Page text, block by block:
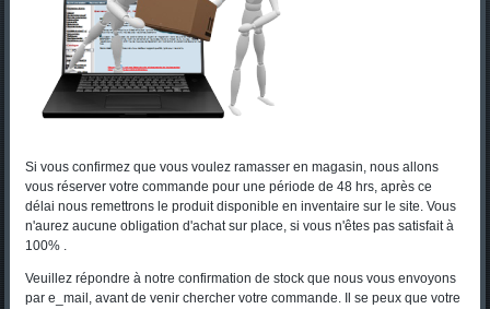
Si vous confirmez que vous voulez ramasser en magasin, nous allons
vous réserver votre commande pour une période de 48 hrs, après ce
délai nous remettrons le produit disponible en inventaire sur le site. Vous
n'aurez aucune obligation d'achat sur place, si vous n'êtes pas satisfait à
100% .
Veuillez répondre à notre confirmation de stock que nous vous envoyons
par e_mail, avant de venir chercher votre commande. Il se peux que votre